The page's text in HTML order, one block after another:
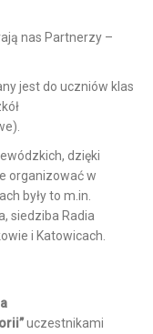
nas Partnerzy –
jest do uczniów klas
dzięki
organizować w
były to m.in.
siedziba Radia
i Katowicach.
uczestnikami